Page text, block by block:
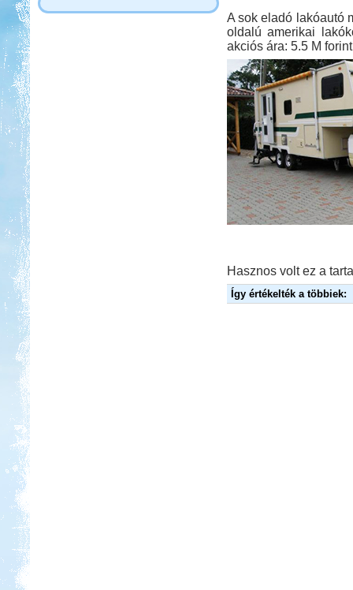
A sok eladó lakóautó
oldalú amerikai
akciós ára: 5.5 M
Hasznos volt ez a
Így értékelték a többiek: